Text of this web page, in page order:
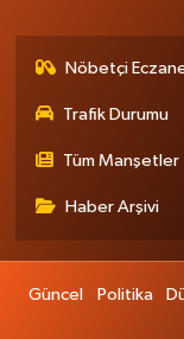
Nöbetçi
Trafik Durumu
Tüm Manşetler
Haber Arşivi
Güncel Politika